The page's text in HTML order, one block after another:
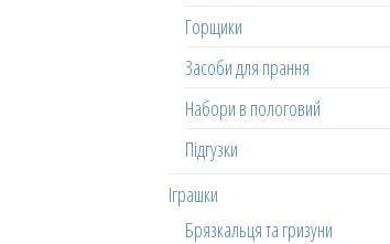
Горщики
Засоби для прання
Набори в пологовий
Підгузки
Іграшки
Брязкальця та гризуни